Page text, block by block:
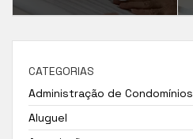
CATEGORIAS
Administração de Condomínios
Aluguel